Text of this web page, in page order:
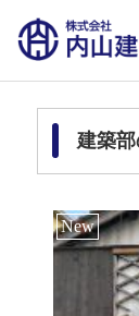
建築部